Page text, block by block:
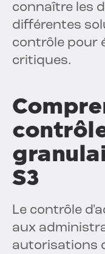
connaître les
différentes
contrôle pour
critiques.
S3
Le contrôle
aux
autorisations